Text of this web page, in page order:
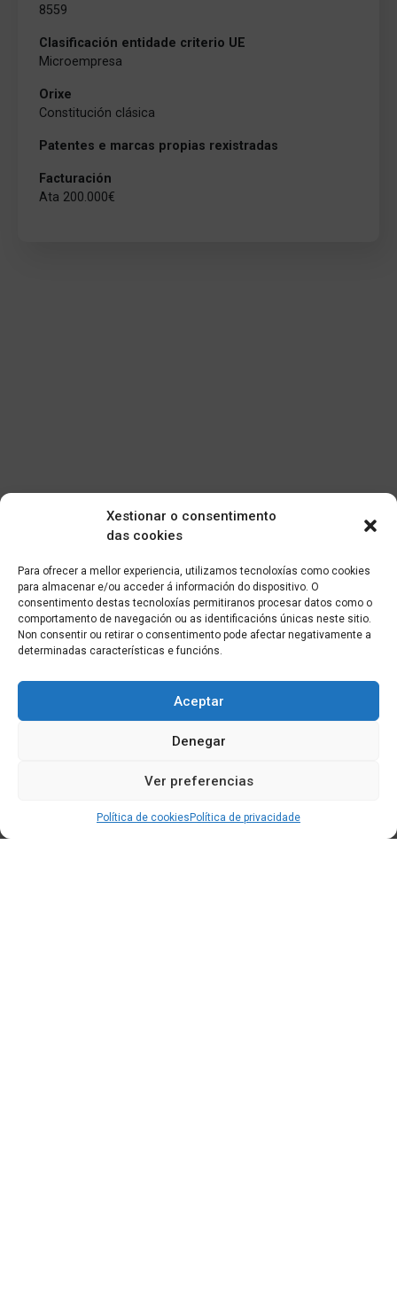
Xestionar o consentimento
das cookies
Para ofrecer a mellor experiencia, utilizamos tecnoloxías como cookies
para almacenar e/ou acceder á información do dispositivo. O
consentimento destas tecnoloxías permitiranos procesar datos como o
comportamento de navegación ou as identificacións únicas neste sitio.
Non consentir ou retirar o consentimento pode afectar negativamente a
determinadas características e funcións.
Aceptar
Denegar
Ver preferencias
Política de cookies Política de privacidade
8559
Clasificación entidade criterio UE
Microempresa
Orixe
Constitución clásica
Patentes e marcas propias rexistradas
Facturación
Ata 200.000€